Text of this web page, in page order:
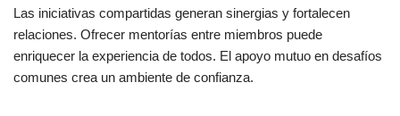
Las iniciativas compartidas generan sinergias y fortalecen
relaciones. Ofrecer mentorías entre miembros puede
enriquecer la experiencia de todos. El apoyo mutuo en desafíos
comunes crea un ambiente de confianza.